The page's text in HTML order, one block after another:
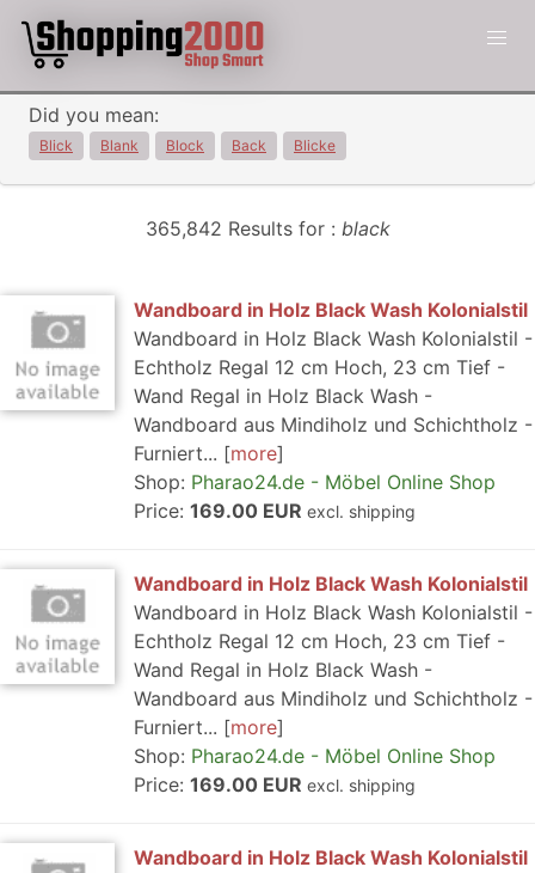
Did you mean:
Blick Blank Block Back Blicke
365,842 Results for : black
Wandboard in Holz Black Wash Kolonialstil
Wandboard in Holz Black Wash Kolonialstil -
Echtholz Regal 12 cm Hoch, 23 cm Tief -
Wand Regal in Holz Black Wash -
Wandboard aus Mindiholz und Schichtholz -
Furniert...
more
Shop: Pharao24.de - Möbel Online Shop
Price: 169.00 EUR excl. shipping
Wandboard in Holz Black Wash Kolonialstil
Wandboard in Holz Black Wash Kolonialstil -
Echtholz Regal 12 cm Hoch, 23 cm Tief -
Wand Regal in Holz Black Wash -
Wandboard aus Mindiholz und Schichtholz -
Furniert...
more
Shop: Pharao24.de - Möbel Online Shop
Price: 169.00 EUR excl. shipping
Wandboard in Holz Black Wash Kolonialstil